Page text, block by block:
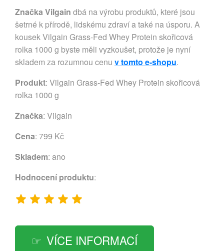
Značka Vilgain dbá na výrobu produktů, které jsou
šetrné k přírodě, lidskému zdraví a také na úsporu. A
kousek Vilgain Grass-Fed Whey Protein skořicová
rolka 1000 g byste měli vyzkoušet, protože je nyní
skladem za rozumnou cenu v tomto e-shopu.
Produkt: Vilgain Grass-Fed Whey Protein skořicová
rolka 1000 g
Značka: Vilgain
Cena: 799 Kč
Skladem: ano
Hodnocení produktu:
VÍCE INFORMACÍ